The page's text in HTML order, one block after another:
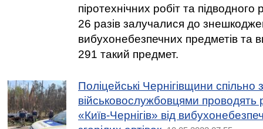
піротехнічних робіт та
26 разів залучалися до
вибухонебезпечних предметів та
291 такий предмет.
Поліцейські Чернігівщини спільно з
військовослужбовцями проводять
«Київ-Чернігів» від